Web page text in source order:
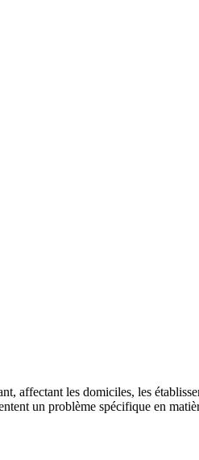
affectant les domiciles, les
un problème spécifique en